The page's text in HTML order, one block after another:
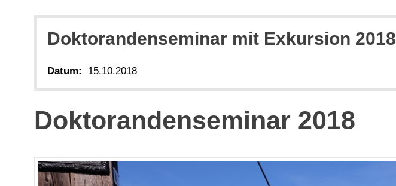
Doktorandenseminar mit Exkursion 2018
Datum: 15.10.2018
Doktorandenseminar 2018